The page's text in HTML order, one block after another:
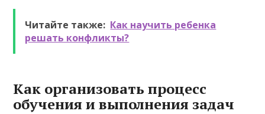
Читайте также: Как научить ребенка
решать конфликты?
Как организовать процесс
обучения и выполнения задач